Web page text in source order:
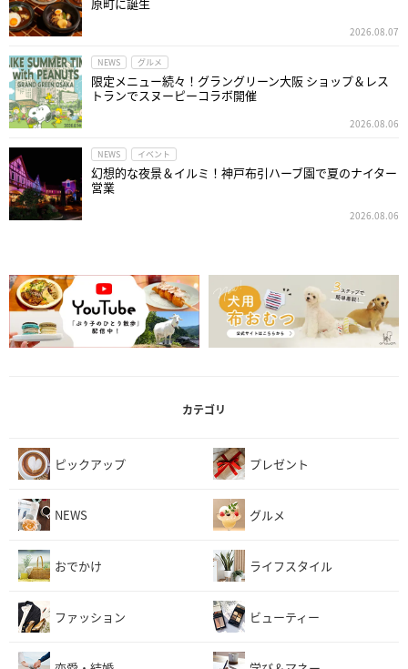
2026.08.07
NEWS グルメ
限定メニュー続々！グラングリーン大阪 ショップ＆レス
トランでスヌーピーコラボ開催
2026.08.06
NEWS イベント
幻想的な夜景＆イルミ！神戸布引ハーブ園で夏のナイター
営業
2026.08.06
カテゴリ
ピックアップ プレゼント
NEWS グルメ
おでかけ ライフスタイル
ファッション ビューティー